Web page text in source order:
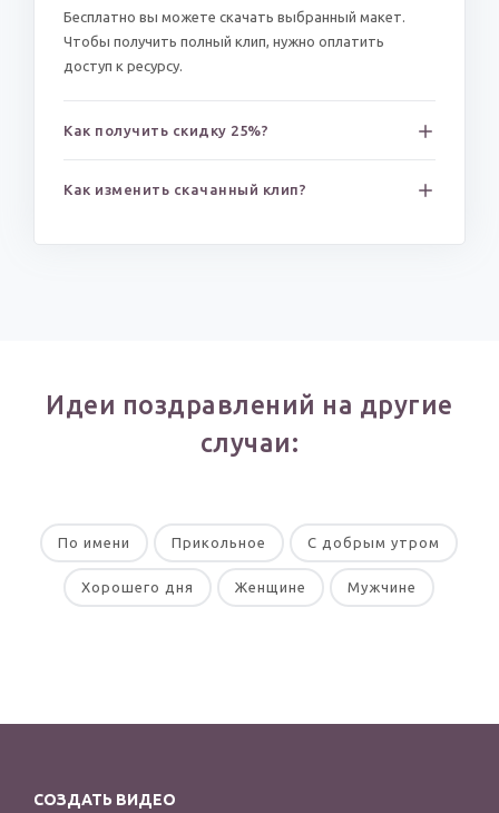
Бесплатно вы можете скачать выбранный макет.
Чтобы получить полный клип, нужно оплатить
доступ к ресурсу.
Как получить скидку 25%?
Как изменить скачанный клип?
Идеи поздравлений на другие
случаи:
По имени Прикольное С добрым утром
Хорошего дня Женщине Мужчине
СОЗДАТЬ ВИДЕО